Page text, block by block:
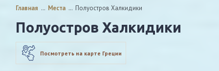
Главная … Места … Полуостров Халкидики
Полуостров Халкидики
Посмотреть на карте Греции